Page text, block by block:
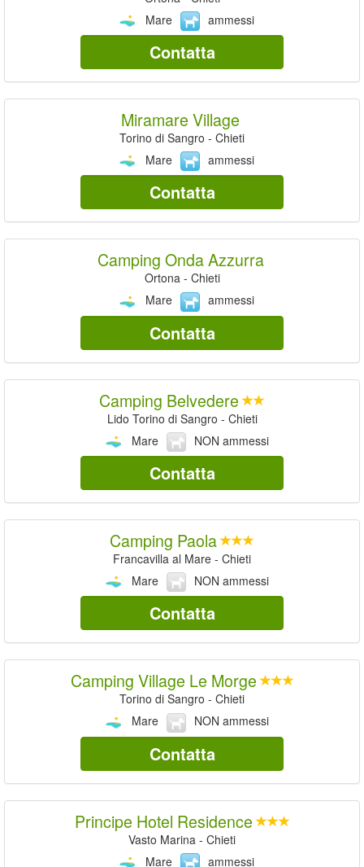
Mare
ammessi
Contatta
Miramare Village
Torino di Sangro - Chieti
Mare
ammessi
Contatta
Camping Onda Azzurra
Ortona - Chieti
Mare
ammessi
Contatta
Camping Belvedere
Lido Torino di Sangro - Chieti
Mare
NON ammessi
Contatta
Camping Paola
Francavilla al Mare - Chieti
Mare
NON ammessi
Contatta
Camping Village Le Morge
Torino di Sangro - Chieti
Mare
NON ammessi
Contatta
Principe Hotel Residence
Vasto Marina - Chieti
Mare
ammessi